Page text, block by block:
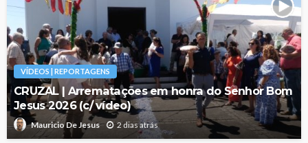
VÍDEOS | REPORTAGENS
CRUZAL | Arrematações em honra do Senhor Bom
Jesus 2026 (c/ vídeo)
Mauricio De Jesus 2 dias atrás